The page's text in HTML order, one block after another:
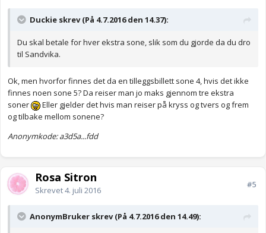
Duckie skrev (På 4.7.2016 den 14.37):
Du skal betale for hver ekstra sone, slik som du gjorde da du dro
til Sandvika.
Ok, men hvorfor finnes det da en tilleggsbillett sone 4, hvis det ikke
finnes noen sone 5? Da reiser man jo maks gjennom tre ekstra
soner
Eller gjelder det hvis man reiser på kryss og tvers og frem
og tilbake mellom sonene?
Anonymkode: a3d5a...fdd
Rosa Sitron
Skrevet4. juli 2016
#5
AnonymBruker skrev (På 4.7.2016 den 14.49):